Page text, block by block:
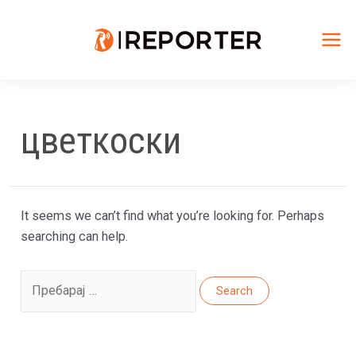
цветкоски
It seems we can’t find what you’re looking for. Perhaps
searching can help.